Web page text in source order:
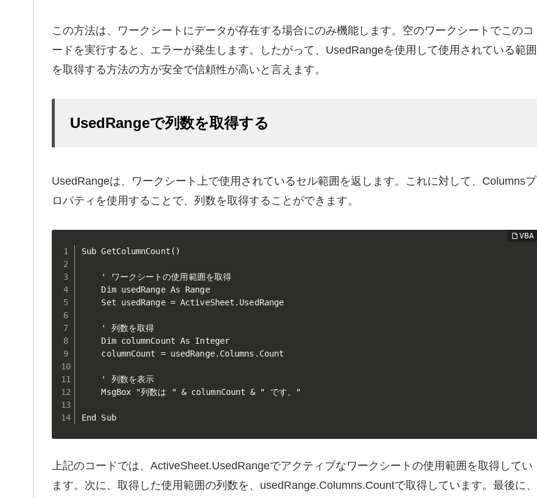
この方法は、ワークシートにデータが存在する場合にのみ機能します。空のワークシートでこのコ
ードを実行すると、エラーが発生します。したがって、UsedRangeを使用して使用されている範囲
を取得する方法の方が安全で信頼性が高いと言えます。
UsedRangeで列数を取得する
UsedRangeは、ワークシート上で使用されているセル範囲を返します。これに対して、Columnsプ
ロパティを使用することで、列数を取得することができます。
Sub GetColumnCount()
    ' ワークシートの使用範囲を取得
    Dim usedRange As Range
    Set usedRange = ActiveSheet.UsedRange
    ' 列数を取得
    Dim columnCount As Integer
    columnCount = usedRange.Columns.Count
    ' 列数を表示
    MsgBox "列数は " & columnCount & " です。"
End Sub
上記のコードでは、ActiveSheet.UsedRangeでアクティブなワークシートの使用範囲を取得してい
ます。次に、取得した使用範囲の列数を、usedRange.Columns.Countで取得しています。最後に、